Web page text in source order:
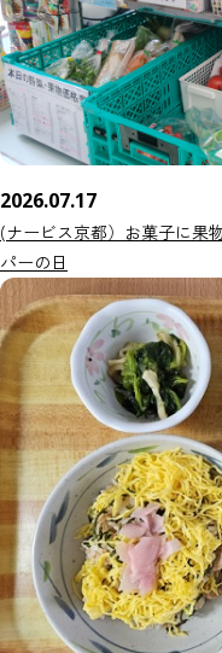
2026.07.17
(ナービス京都）お菓子に果
パーの日